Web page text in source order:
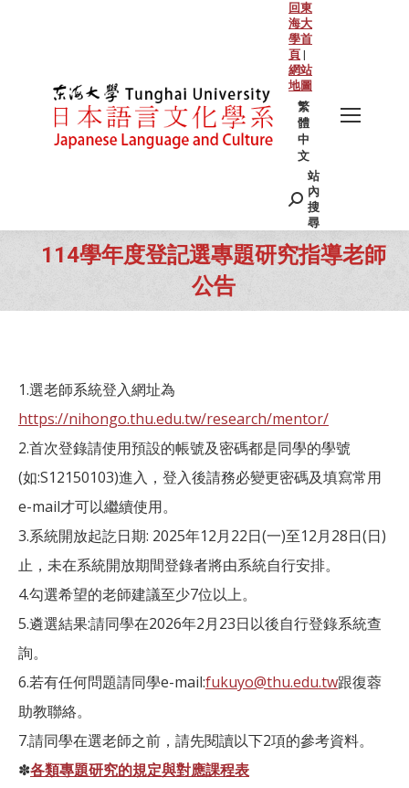
回東
海大
學首
頁 |
網站
地圖
繁
體
中
文
Search:
站
內
搜
尋
114學年度登記選專題研究指導老師
公告
You are here:
1.選老師系統登入網址為
https://nihongo.thu.edu.tw/research/mentor/
2.首次登錄請使用預設的帳號及密碼都是同學的學號
(如:S12150103)進入，登入後請務必變更密碼及填寫常用
e-mail才可以繼續使用。
3.系統開放起訖日期: 2025年12月22日(一)至12月28日(日)
止，未在系統開放期間登錄者將由系統自行安排。
4.勾選希望的老師建議至少7位以上。
5.遴選結果:請同學在2026年2月23日以後自行登錄系統查
詢。
6.若有任何問題請同學e-mail:fukuyo@thu.edu.tw跟復蓉
助教聯絡。
7.請同學在選老師之前，請先閱讀以下2項的參考資料。
✽各類專題研究的規定與對應課程表